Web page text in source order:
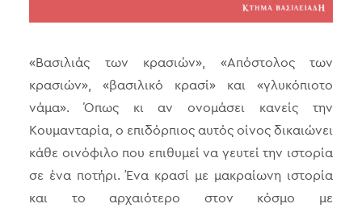
«Βασιλιάς των κρασιών», «Απόστολος των
κρασιών», «βασιλικό κρασί» και «γλυκόπιοτο
νάμα». Όπως κι αν ονομάσει κανείς την
Κουμανταρία, ο επιδόρπιος αυτός οίνος δικαιώνει
κάθε οινόφιλο που επιθυμεί να γευτεί την ιστορία
σε ένα ποτήρι. Ένα κρασί με μακραίωνη ιστορία
και το αρχαιότερο στον κόσμο με